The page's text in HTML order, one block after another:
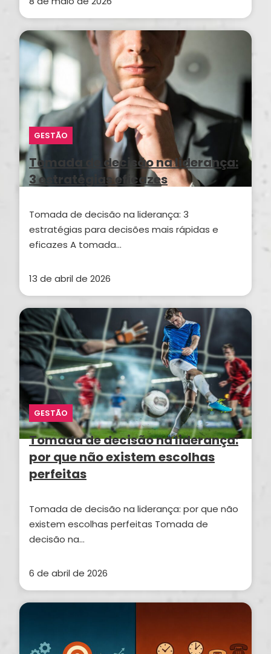
GESTÃO
Tomada de decisão na liderança:
3 estratégias eficazes
Tomada de decisão na liderança: 3
estratégias para decisões mais rápidas e
eficazes A tomada…
13 de abril de 2026
GESTÃO
Tomada de decisão na liderança:
por que não existem escolhas
perfeitas
Tomada de decisão na liderança: por que não
existem escolhas perfeitas Tomada de
decisão na…
6 de abril de 2026